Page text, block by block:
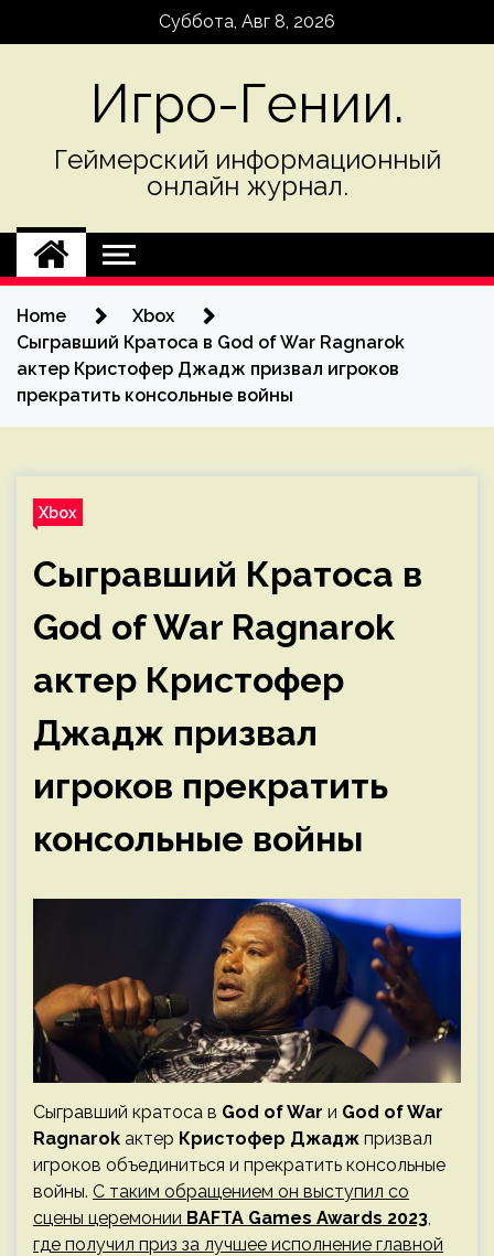
Суббота, Авг 8, 2026
Игро-Гении.
Геймерский информационный
онлайн журнал.
Home
Xbox
Сыгравший Кратоса в God of War Ragnarok
актер Кристофер Джадж призвал игроков
прекратить консольные войны
Xbox
Сыгравший Кратоса в
God of War Ragnarok
актер Кристофер
Джадж призвал
игроков прекратить
консольные войны
Сыгравший кратоса в God of War и God of War
Ragnarok актер Кристофер Джадж призвал
игроков объединиться и прекратить консольные
войны. С таким обращением он выступил со
сцены церемонии BAFTA Games Awards 2023,
где получил приз за лучшее исполнение главной